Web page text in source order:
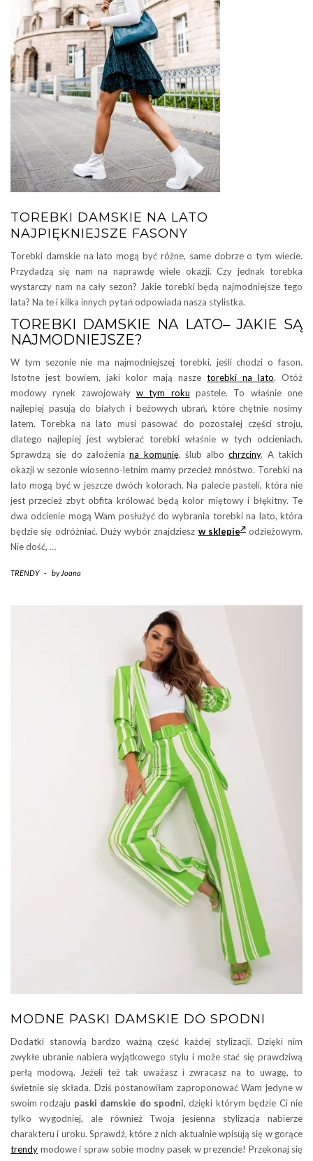
TOREBKI DAMSKIE NA LATO
NAJPIĘKNIEJSZE FASONY
Torebki damskie na lato mogą być różne, same dobrze o tym wiecie.
Przydadzą się nam na naprawdę wiele okazji. Czy jednak torebka
wystarczy nam na cały sezon? Jakie torebki będą najmodniejsze tego
lata? Na te i kilka innych pytań odpowiada nasza stylistka.
TOREBKI DAMSKIE NA LATO– JAKIE SĄ
NAJMODNIEJSZE?
W tym sezonie nie ma najmodniejszej torebki, jeśli chodzi o fason.
Istotne jest bowiem, jaki kolor mają nasze torebki na lato. Otóż
modowy rynek zawojowały w tym roku pastele. To właśnie one
najlepiej pasują do białych i beżowych ubrań, które chętnie nosimy
latem. Torebka na lato musi pasować do pozostałej części stroju,
dlatego najlepiej jest wybierać torebki właśnie w tych odcieniach.
Sprawdzą się do założeniana komunię, ślub albochrzciny. A takich
okazji w sezonie wiosenno-letnim mamy przecież mnóstwo. Torebki na
lato mogą być w jeszcze dwóch kolorach. Na palecie pasteli, która nie
jest przecież zbyt obfita królować będą kolor miętowy i błękitny. Te
dwa odcienie mogą Wam posłużyć do wybrania torebki na lato, która
będzie się odróżniać. Duży wybór znajdziesz w sklepie odzieżowym.
Nie dość, …
TRENDY - by Joana
MODNE PASKI DAMSKIE DO SPODNI
Dodatki stanowią bardzo ważną część każdej stylizacji. Dzięki nim
zwykłe ubranie nabiera wyjątkowego stylu i może stać się prawdziwą
perłą modową. Jeżeli też tak uważasz i zwracasz na to uwagę, to
świetnie się składa. Dziś postanowiłam zaproponować Wam jedyne w
swoim rodzaju paski damskie do spodni, dzięki którym będzie Ci nie
tylko wygodniej, ale również Twoja jesienna stylizacja nabierze
charakteru i uroku. Sprawdź, które z nich aktualnie wpisują się w gorące
trendy modowe i spraw sobie modny pasek w prezencie! Przekonaj się